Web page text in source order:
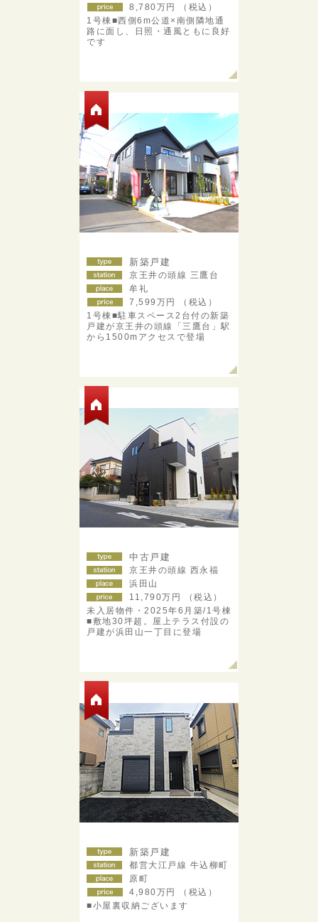
8,780万円 （税込）
1号棟■西側6m公道×南側隣地通
路に面し、日照・通風ともに良好
です
新築戸建
京王井の頭線 三鷹台
牟礼
7,599 万円 （税込）
1号棟■駐車スペース2台付の新築
戸建が京王井の頭線「三鷹台」駅
から1500mアクセスで登場
中古戸建
京王井の頭線 西永福
浜田山
11,790万円 （税込）
未入居物件・2025年6月築/1号棟
■敷地30坪超。屋上テラス付設の
戸建が浜田山一丁目に登場
新築戸建
都営大江戸線 牛込柳町
原町
4,980万円 （税込）
■小屋裏収納ございます